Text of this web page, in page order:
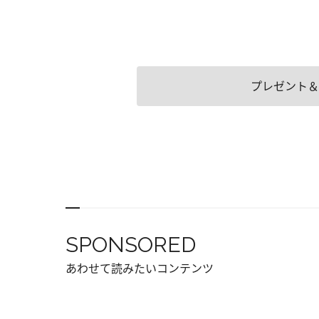
プレゼント
SPONSORED
あわせて読みたいコンテンツ